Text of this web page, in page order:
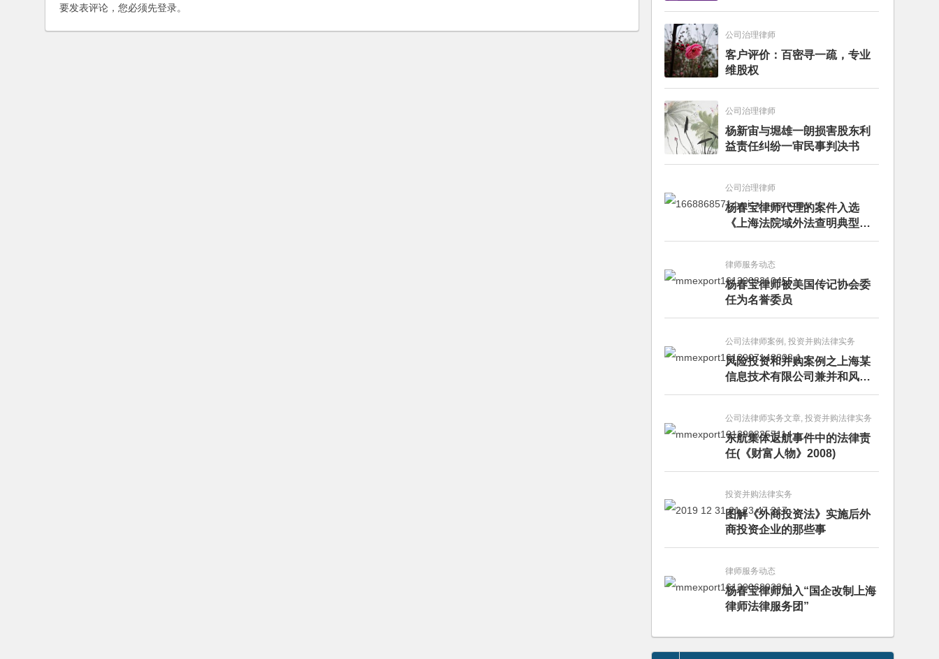
要发表评论，您必须先登录。
文章+每月动态
公司治理律师
客户评价：百密寻一疏，专业
维股权
公司治理律师
杨新宙与堀雄一朗损害股东利
益责任纠纷一审民事判决书
公司治理律师
杨春宝律师代理的案件入选
《上海法院域外法查明典型案
例》
律师服务动态
杨春宝律师被美国传记协会委
任为名誉委员
公司法律师案例, 投资并购法律实务
风险投资和并购案例之上海某
信息技术有限公司兼并和风险
投资服务
公司法律师实务文章, 投资并购法律实务
东航集体返航事件中的法律责
任(《财富人物》2008)
投资并购法律实务
图解《外商投资法》实施后外
商投资企业的那些事
律师服务动态
杨春宝律师加入“国企改制上海
律师法律服务团”